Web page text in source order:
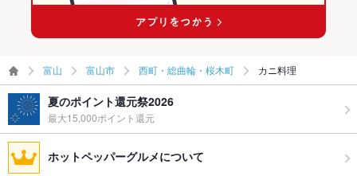
富山 富山市 西町・総曲輪・桜木町 カニ料理
夏のポイント還元祭2026
最大15,000ポイント還元
ホットペッパーグルメについて